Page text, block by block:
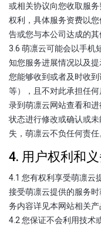
或相关协议向您收取服
权利，具体服务资费以
告或您与本公司达成的其
3.6 萌凛云可能会以手机
知您服务进展情况以及
您能够收到或者及时收
等），且不对此承担任
录到萌凛云网站查看和
状态进行修改或确认或
失，萌凛云不负任何责任
4. 用户权利和
4.1 您有权利享受萌凛云
接受萌凛云提供的服务
务内容详见本网站相关产
4.2 您保证不会利用技术